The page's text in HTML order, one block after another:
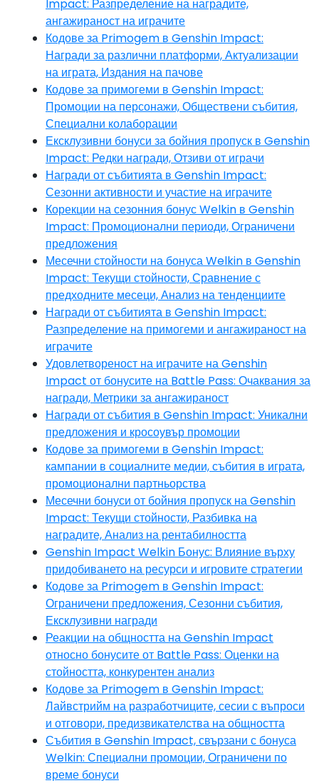
Impact: Разпределение на наградите,
ангажираност на играчите
Кодове за Primogem в Genshin Impact:
Награди за различни платформи, Актуализации
на играта, Издания на пачове
Кодове за примогеми в Genshin Impact:
Промоции на персонажи, Обществени събития,
Специални колаборации
Ексклузивни бонуси за бойния пропуск в Genshin
Impact: Редки награди, Отзиви от играчи
Награди от събитията в Genshin Impact:
Сезонни активности и участие на играчите
Корекции на сезонния бонус Welkin в Genshin
Impact: Промоционални периоди, Ограничени
предложения
Месечни стойности на бонуса Welkin в Genshin
Impact: Текущи стойности, Сравнение с
предходните месеци, Анализ на тенденциите
Награди от събитията в Genshin Impact:
Разпределение на примогеми и ангажираност на
играчите
Удовлетвореност на играчите на Genshin
Impact от бонусите на Battle Pass: Очаквания за
награди, Метрики за ангажираност
Награди от събития в Genshin Impact: Уникални
предложения и кросоувър промоции
Кодове за примогеми в Genshin Impact:
кампании в социалните медии, събития в играта,
промоционални партньорства
Месечни бонуси от бойния пропуск на Genshin
Impact: Текущи стойности, Разбивка на
наградите, Анализ на рентабилността
Genshin Impact Welkin Бонус: Влияние върху
придобиването на ресурси и игровите стратегии
Кодове за Primogem в Genshin Impact:
Ограничени предложения, Сезонни събития,
Ексклузивни награди
Реакции на общността на Genshin Impact
относно бонусите от Battle Pass: Оценки на
стойността, конкурентен анализ
Кодове за Primogem в Genshin Impact:
Лайвстрийм на разработчиците, сесии с въпроси
и отговори, предизвикателства на общността
Събития в Genshin Impact, свързани с бонуса
Welkin: Специални промоции, Ограничени по
време бонуси